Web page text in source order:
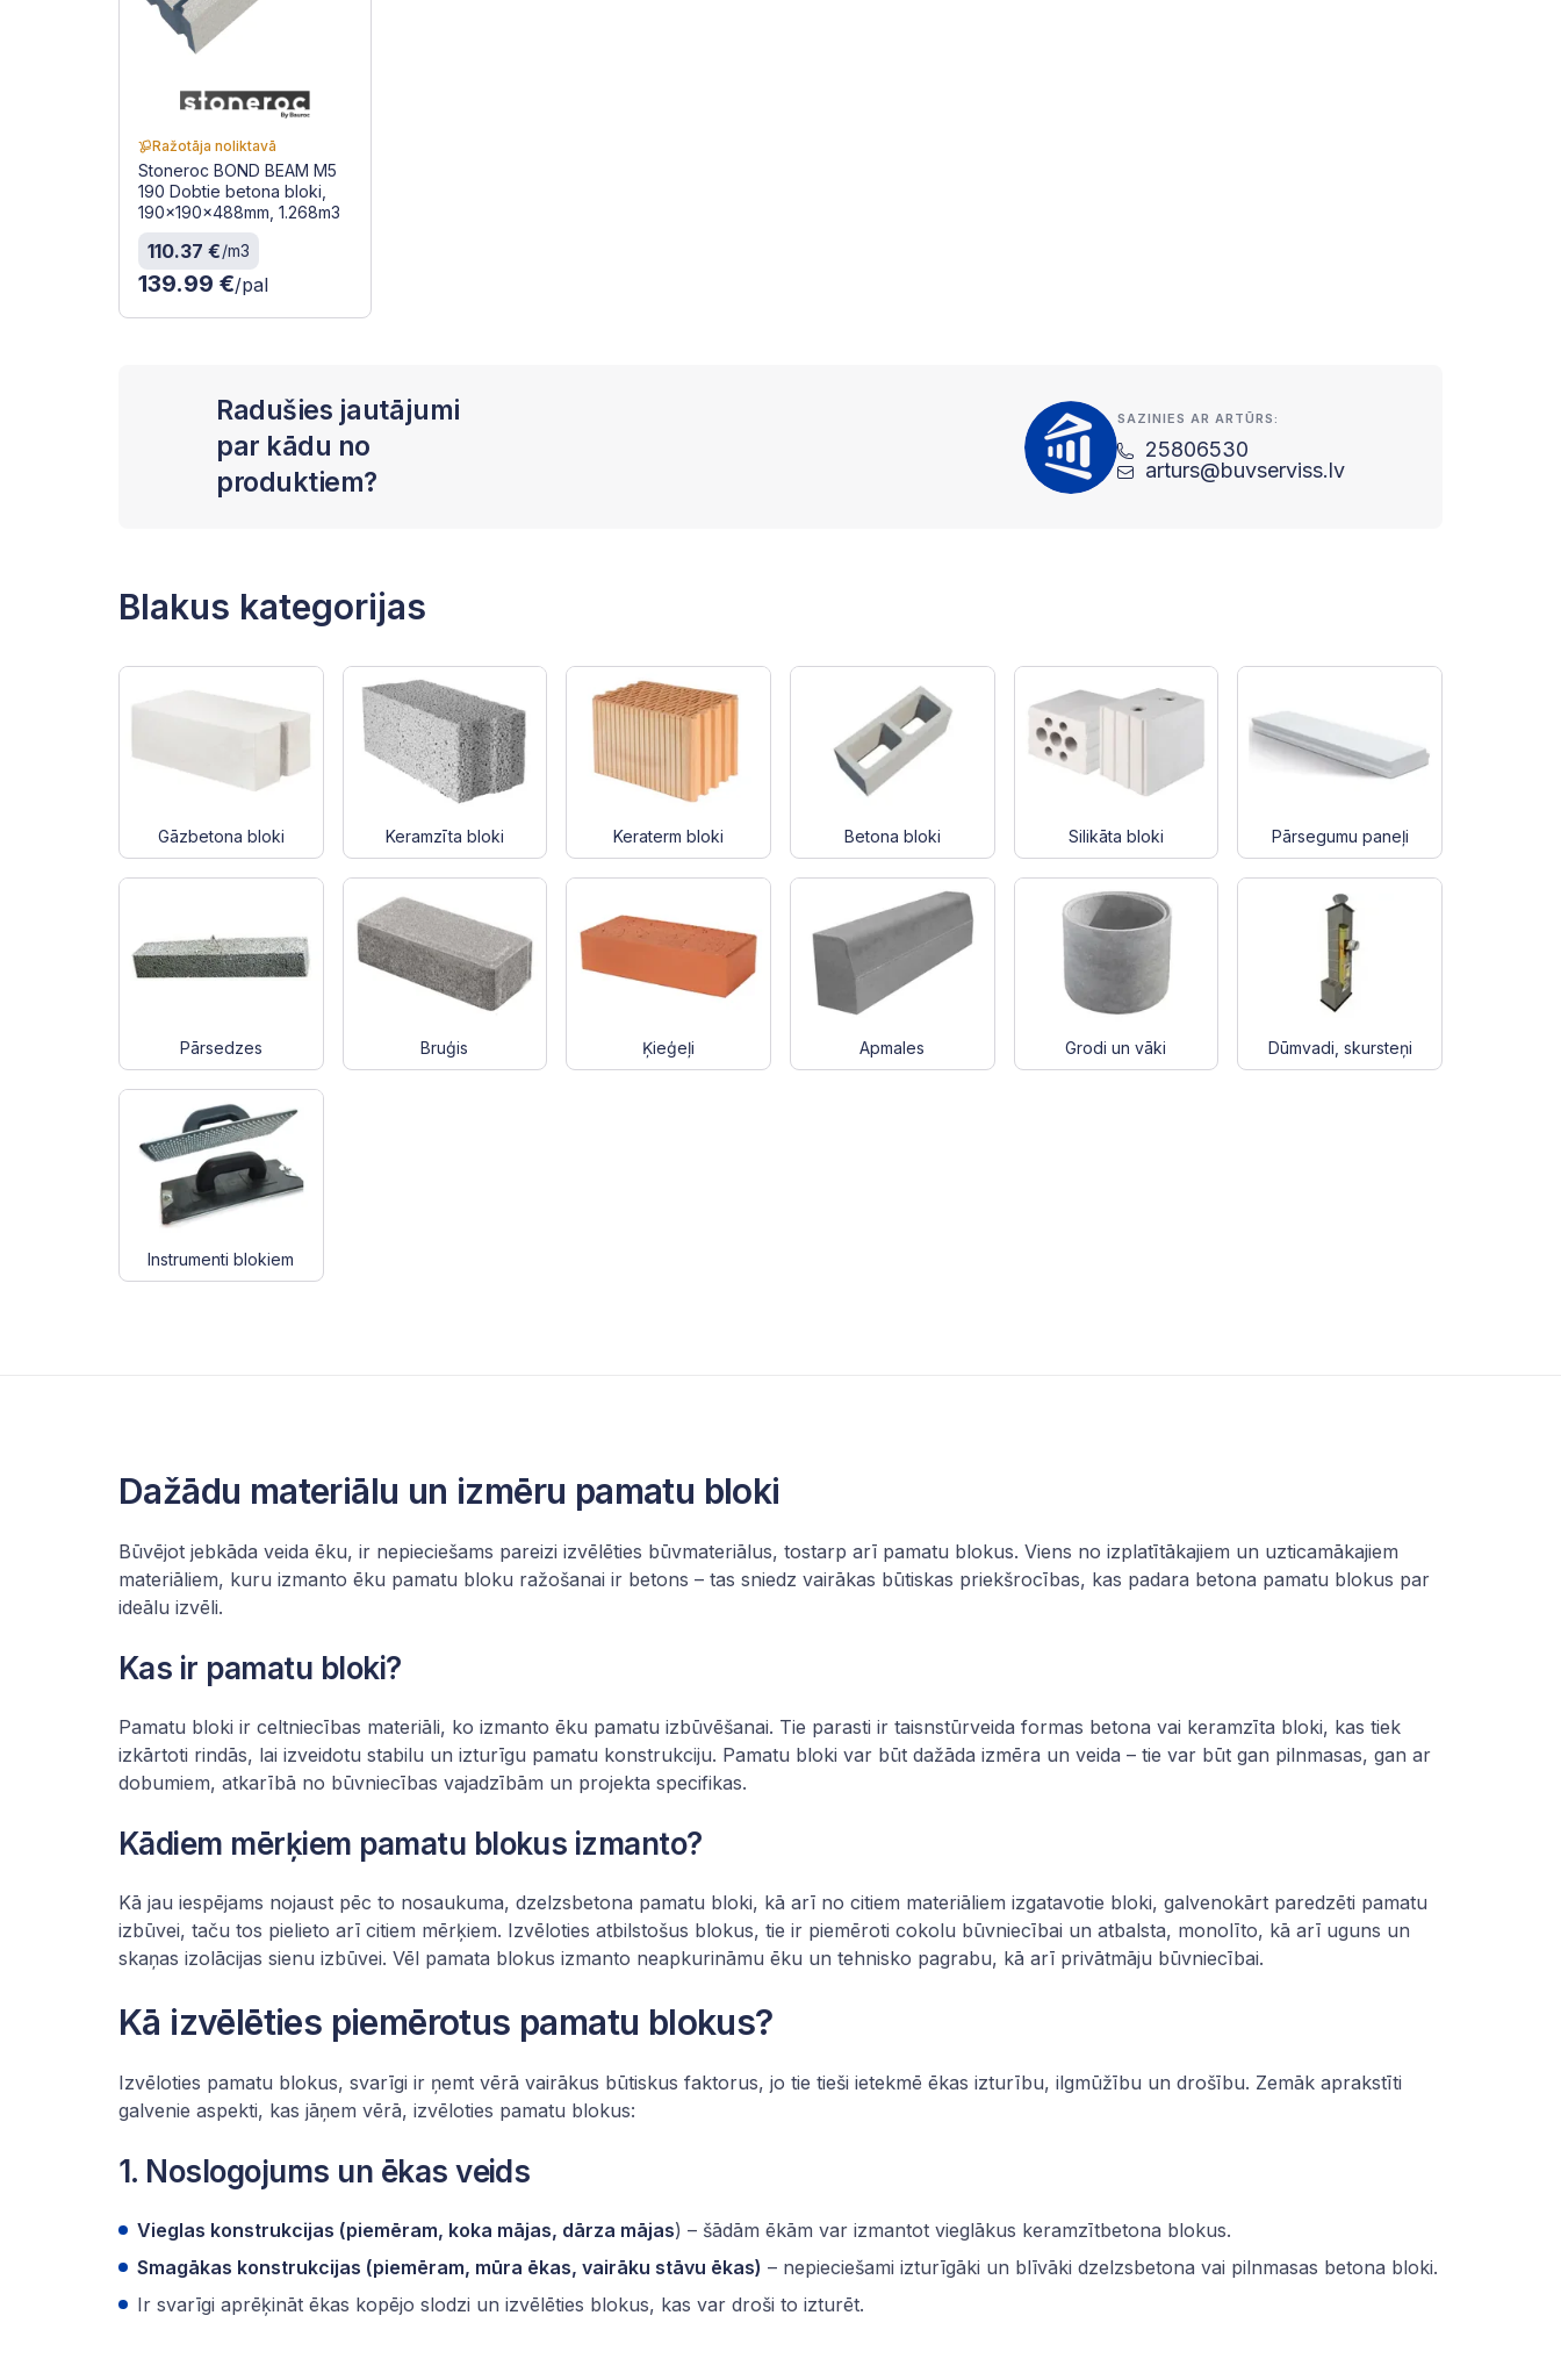
Ražotāja noliktavā
Stoneroc BOND BEAM M5
190 Dobtie betona bloki,
190x190x488mm, 1.268m3
110.37 €/m3
139.99 €/pal
Radušies jautājumi
par kādu no
produktiem?
SAZINIES AR ARTŪRS:
25806530
arturs@buvserviss.lv
Blakus kategorijas
Gāzbetona bloki Keramzīta bloki Keraterm bloki Betona bloki Silikāta bloki Pārsegumu paneļi
Pārsedzes Bruģis Ķieģeļi Apmales Grodi un vāki Dūmvadi, skursteņi
Instrumenti blokiem
Dažādu materiālu un izmēru pamatu bloki
Būvējot jebkāda veida ēku, ir nepieciešams pareizi izvēlēties būvmateriālus, tostarp arī pamatu blokus. Viens no izplatītākajiem un uzticamākajiem
materiāliem, kuru izmanto ēku pamatu bloku ražošanai ir betons – tas sniedz vairākas būtiskas priekšrocības, kas padara betona pamatu blokus par
ideālu izvēli.
Kas ir pamatu bloki?
Pamatu bloki ir celtniecības materiāli, ko izmanto ēku pamatu izbūvēšanai. Tie parasti ir taisnstūrveida formas betona vai keramzīta bloki, kas tiek
izkārtoti rindās, lai izveidotu stabilu un izturīgu pamatu konstrukciju. Pamatu bloki var būt dažāda izmēra un veida – tie var būt gan pilnmasas, gan ar
dobumiem, atkarībā no būvniecības vajadzībām un projekta specifikas.
Kādiem mērķiem pamatu blokus izmanto?
Kā jau iespējams nojaust pēc to nosaukuma, dzelzsbetona pamatu bloki, kā arī no citiem materiāliem izgatavotie bloki, galvenokārt paredzēti pamatu
izbūvei, taču tos pielieto arī citiem mērķiem. Izvēloties atbilstošus blokus, tie ir piemēroti cokolu būvniecībai un atbalsta, monolīto, kā arī uguns un
skaņas izolācijas sienu izbūvei. Vēl pamata blokus izmanto neapkurināmu ēku un tehnisko pagrabu, kā arī privātmāju būvniecībai.
Kā izvēlēties piemērotus pamatu blokus?
Izvēloties pamatu blokus, svarīgi ir ņemt vērā vairākus būtiskus faktorus, jo tie tieši ietekmē ēkas izturību, ilgmūžību un drošību. Zemāk aprakstīti
galvenie aspekti, kas jāņem vērā, izvēloties pamatu blokus:
1. Noslogojums un ēkas veids
Vieglas konstrukcijas (piemēram, koka mājas, dārza mājas) – šādām ēkām var izmantot vieglākus keramzītbetona blokus.
Smagākas konstrukcijas (piemēram, mūra ēkas, vairāku stāvu ēkas) – nepieciešami izturīgāki un blīvāki dzelzsbetona vai pilnmasas betona bloki.
Ir svarīgi aprēķināt ēkas kopējo slodzi un izvēlēties blokus, kas var droši to izturēt.